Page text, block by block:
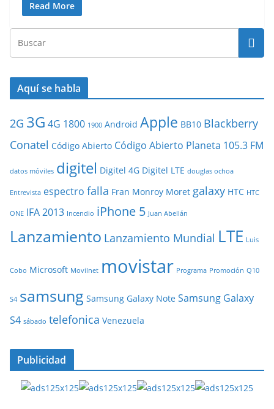
Read More
Aquí se habla
2G 3G 4G 1800 1900 Android Apple BB10 Blackberry
Conatel Código Abierto Código Abierto Planeta 105.3 FM
datos móviles digitel Digitel 4G Digitel LTE douglas ochoa
Entrevista espectro falla Fran Monroy Moret galaxy HTC HTC
ONE IFA 2013 Incendio iPhone 5 Juan Abellán
Lanzamiento Lanzamiento Mundial LTE Luis
Cobo Microsoft Movilnet movistar Programa Promoción Q10
S4 samsung Samsung Galaxy Note Samsung Galaxy
S4 sábado telefonica Venezuela
Publicidad